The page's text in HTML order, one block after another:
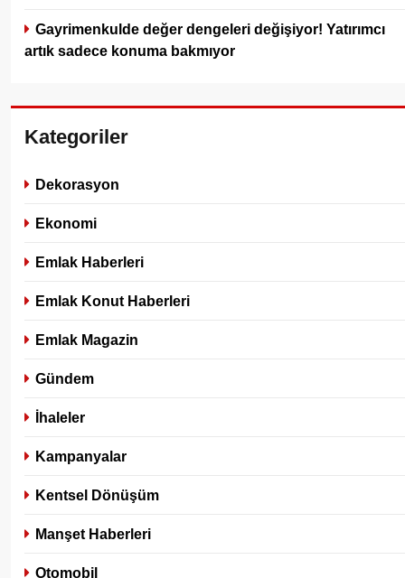
Gayrimenkulde değer dengeleri değişiyor! Yatırımcı
artık sadece konuma bakmıyor
Kategoriler
Dekorasyon
Ekonomi
Emlak Haberleri
Emlak Konut Haberleri
Emlak Magazin
Gündem
İhaleler
Kampanyalar
Kentsel Dönüşüm
Manşet Haberleri
Otomobil